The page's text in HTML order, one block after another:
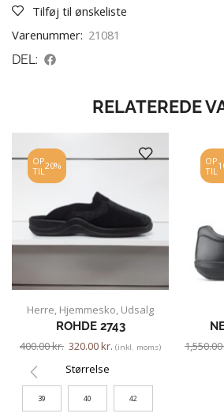
Tilføj til ønskeliste
Varenummer: 21081
DEL:
RELATEREDE
OP
TIL 20%
Herre Hjemmesko Udsalg
ROHDE 2743
400.00kr. 320.00kr. (inkl. moms)
Størrelse
39 40 42
OP
TIL
1,550.00